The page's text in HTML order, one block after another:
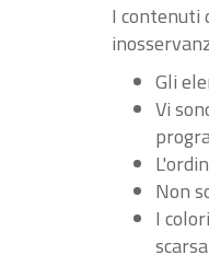
I contenuti
Gli
Vi
Non
I